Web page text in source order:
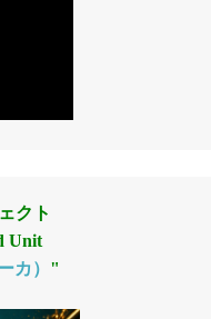
クト
Unit
カ） "